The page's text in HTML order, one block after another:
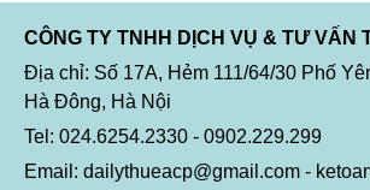
CÔNG TY TNHH DỊCH VỤ & TƯ VẤN
Địa chỉ: Số 17A, Hẻm 111/64/30 Phố
Hà Đông, Hà Nội
Tel: 024.6254.2330 - 0902.229.299
Email: dailythueacp@gmail.com -